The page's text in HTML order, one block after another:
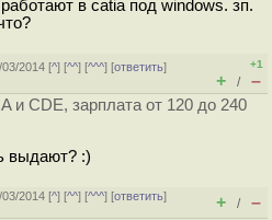
в catia под windows. зп.
2014 [^] [^^] [^^^] [ответить]
+1
+ / –
и CDE, зарплата от 120 до 240
выдают? :)
2014 [^] [^^] [^^^] [ответить]
+ / –